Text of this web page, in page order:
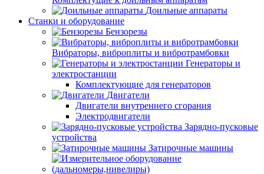
Доильные аппараты
Станки и оборудование
Бензорезы
Вибраторы, виброплиты и вибротрамбовки
Генераторы и
электростанции
Комплектующие для генераторов
Двигатели
Двигатели внутреннего сгорания
Электродвигатели
Зарядно-пусковые
устройства
Затирочные машины